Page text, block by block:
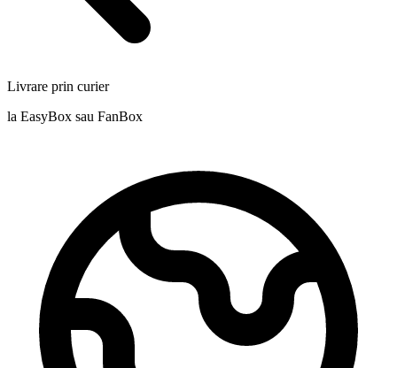
Livrare prin curier
la EasyBox sau FanBox